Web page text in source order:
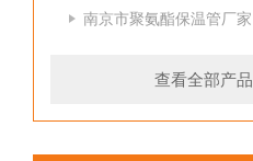
南京市聚氨酯保温管厂家
查看全部产品